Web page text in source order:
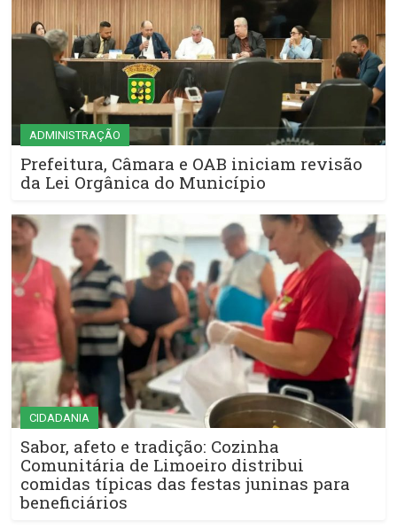
ADMINISTRAÇÃO
Prefeitura, Câmara e OAB iniciam revisão
da Lei Orgânica do Município
CIDADANIA
Sabor, afeto e tradição: Cozinha
Comunitária de Limoeiro distribui
comidas típicas das festas juninas para
beneficiários